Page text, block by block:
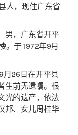
，现住广东省
，广东省开平
。于1972年9月
26日在开平县
生前无遗嘱。根
光的遗产，依法
邦、女儿周桂华